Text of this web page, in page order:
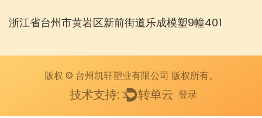
浙江省台州市黄岩区新前街道乐成模塑9幢401
版权 © 台州凯轩塑业有限公司 版权所有。
登录